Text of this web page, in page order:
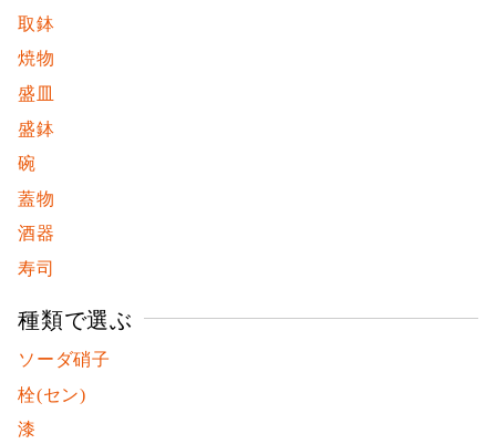
取鉢
焼物
盛皿
盛鉢
碗
蓋物
酒器
寿司
種類で選ぶ
ソーダ硝子
栓(セン)
漆